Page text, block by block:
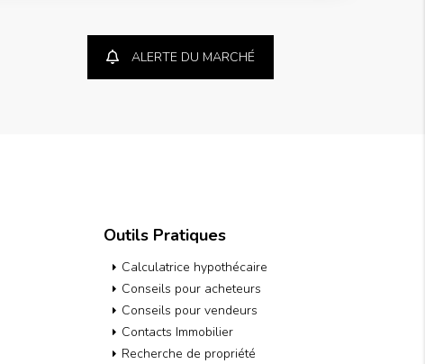
ALERTE DU MARCHÉ
Outils Pratiques
Calculatrice hypothécaire
Conseils pour acheteurs
Conseils pour vendeurs
Contacts Immobilier
Recherche de propriété